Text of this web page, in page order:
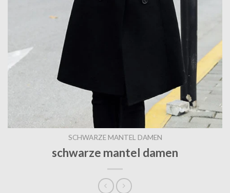
SCHWARZE MANTEL DAMEN
schwarze mantel damen